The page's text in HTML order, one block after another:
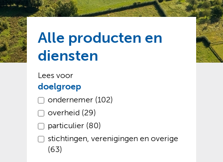
Alle producten en
diensten
Lees voor
Facetten
doelgroep
ondernemer (102)
overheid (29)
particulier (80)
stichtingen, verenigingen en overige
(63)